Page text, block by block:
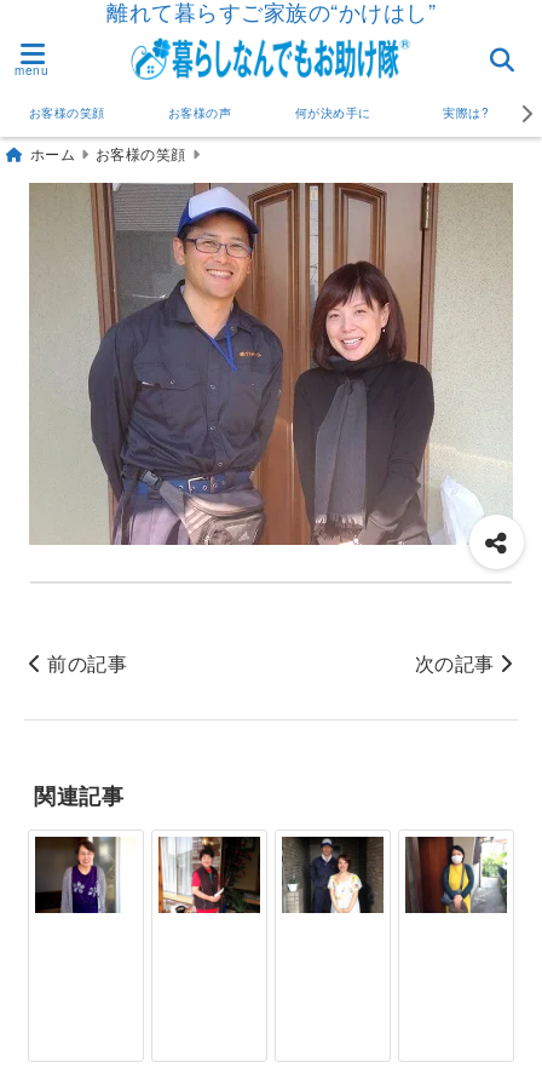
離れて暮らすご家族の“かけはし”
menu
お客様の笑顔 お客様の声 何が決め手に 実際は?
ホーム お客様の笑顔
前の記事 次の記事
関連記事